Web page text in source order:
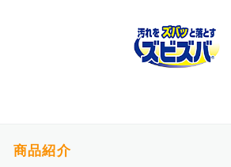
商品紹介